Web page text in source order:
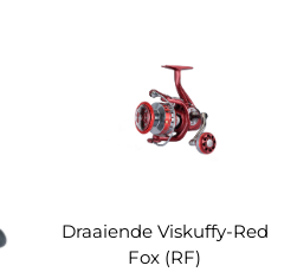
Draaiende Viskuffy-Red
Fox (RF)